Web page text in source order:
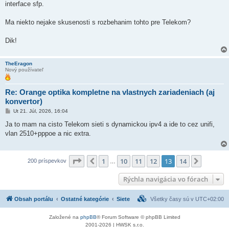
interface sfp.
Ma niekto nejake skusenosti s rozbehanim tohto pre Telekom?
Dik!
TheEragon
Nový používateľ
Re: Orange optika kompletne na vlastnych zariadeniach (aj
konvertor)
P
í
p
Ut 21. Júl, 2026, 16:04
Ja to mam na cisto Telekom sieti s dynamickou ipv4 a ide to cez unifi,
vlan 2510+pppoe a nic extra.
200 príspevkov Strana 13z 14
Predchádzajúci
1 … 10 11 12 13 14
Rýchla navigácia vo fórach
Obsah portálu Ostatné kategórie Siete Všetky časy sú v UTC+02:00
Založené na phpBB® Forum Software © phpBB Limited
2001-2026 | HWSK s.r.o.